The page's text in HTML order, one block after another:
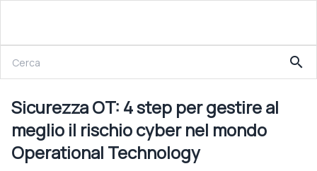
Sicurezza OT: 4 step per gestire al meglio il rischio cyber nel mondo Operational Technology
search
Sicurezza OT: 4 step per gestire al
meglio il rischio cyber nel mondo
Operational Technology